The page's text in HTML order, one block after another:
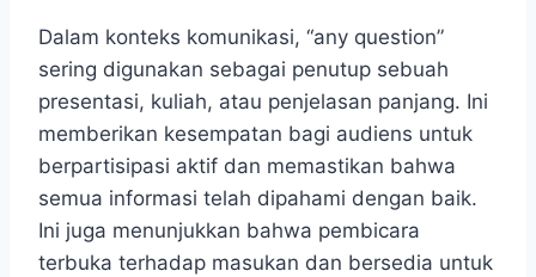
Dalam konteks komunikasi, “any question”
sering digunakan sebagai penutup sebuah
presentasi, kuliah, atau penjelasan panjang. Ini
memberikan kesempatan bagi audiens untuk
berpartisipasi aktif dan memastikan bahwa
semua informasi telah dipahami dengan baik.
Ini juga menunjukkan bahwa pembicara
terbuka terhadap masukan dan bersedia untuk